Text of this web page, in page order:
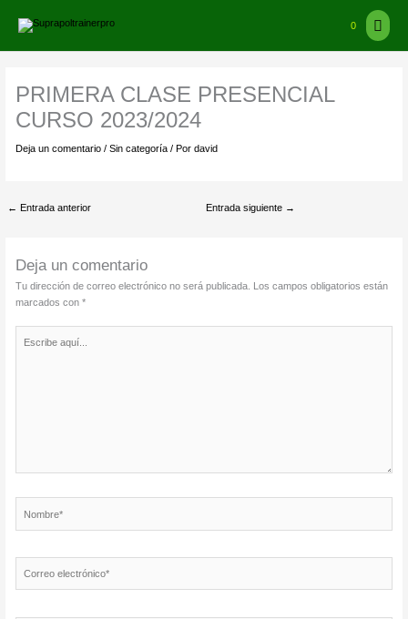
Menú
0
PRIMERA CLASE PRESENCIAL
CURSO 2023/2024
Deja un comentario / Sin categoría/ Por david
← Entrada anterior Entrada siguiente →
Deja un comentario
Tu dirección de correo electrónico no será publicada.
Los campos obligatorios están
marcados con *
aquí...
electrónico*
arriba